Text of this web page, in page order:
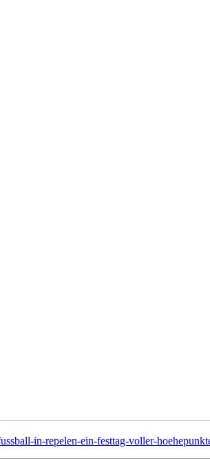
in-repelen-ein-festtag-voller-